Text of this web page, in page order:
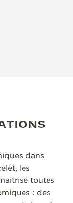
dans
les
toutes
: des